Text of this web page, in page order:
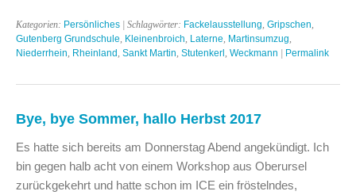
Kategorien: Persönliches | Schlagwörter: Fackelausstellung Gripschen
Gutenberg Grundschule Kleinenbroich Laterne Martinsumzug
Niederrhein Rheinland Sankt Martin Stutenkerl Weckmann | Permalink
Bye, bye Sommer, hallo Herbst 2017
Es hatte sich bereits am Donnerstag Abend angekündigt. Ich
bin gegen halb acht von einem Workshop aus Oberursel
zurückgekehrt und hatte schon im ICE ein fröstelndes,